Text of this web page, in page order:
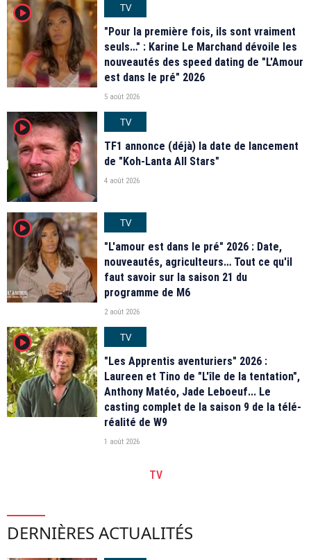
player2
TV
"Pour la première fois, ils sont vraiment
seuls…" : Karine Le Marchand dévoile les
nouveautés des speed dating de "L'Amour
est dans le pré" 2026
5 août 2026
player2
TV
TF1 annonce (déjà) la date de lancement
de "Koh-Lanta All Stars"
4 août 2026
player2
TV
"L'amour est dans le pré" 2026 : Date,
nouveautés, agriculteurs… Tout ce qu'il
faut savoir sur la saison 21 du
programme de M6
2 août 2026
player2
TV
"Les Apprentis aventuriers" 2026 :
Laureen et Tino de "L'île de la tentation",
Anthony Matéo, Jade Leboeuf... Le
casting complet de la saison 9 de la télé-
réalité de W9
1 août 2026
TV
DERNIÈRES ACTUALITÉS